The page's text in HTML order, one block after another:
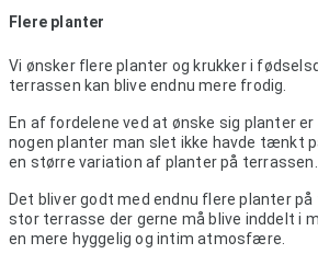
Flere planter
Vi ønsker flere planter og krukker i
terrassen kan blive endnu mere frodig.
En af fordelene ved at ønske sig planter
nogen planter man slet ikke havde tænkt
en større variation af planter på terrassen.
Det bliver godt med endnu flere planter
stor terrasse der gerne må blive inddelt i
en mere hyggelig og intim atmosfære.